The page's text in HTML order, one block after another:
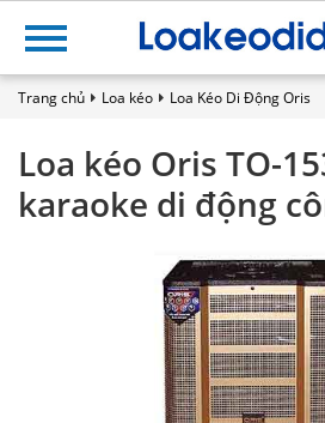
Trang chủ Loa kéo Loa Kéo Di Động Oris
Loa kéo Oris TO-
karaoke di động